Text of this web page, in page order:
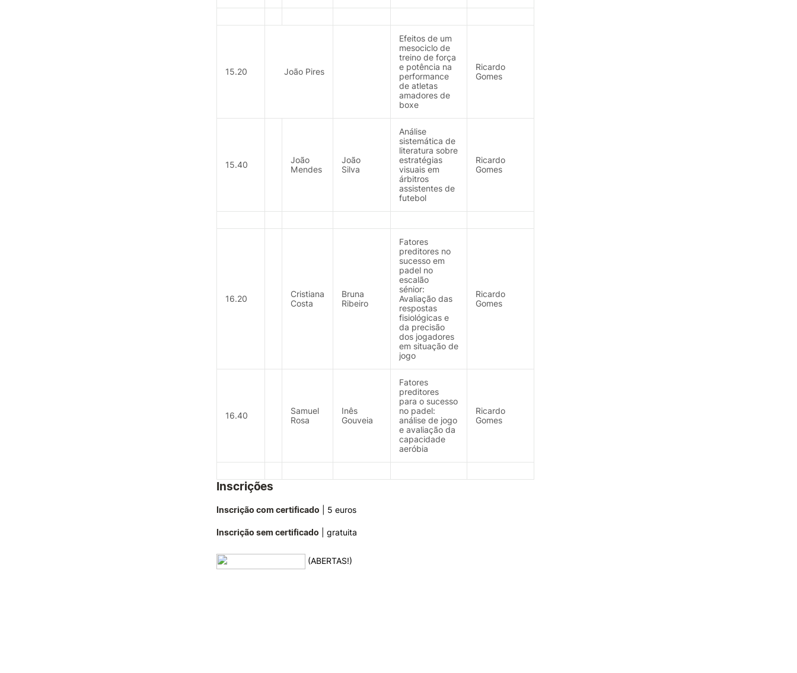
15.20 João Pires
Efeitos de um
mesociclo de
treino de força
e potência na
performance
de atletas
amadores de
boxe
Ricardo
Gomes
15.40
João
Mendes
João
Silva
Análise
sistemática de
literatura sobre
estratégias
visuais em
árbitros
assistentes de
futebol
Ricardo
Gomes
16.20
Cristiana
Costa
Bruna
Ribeiro
Fatores
preditores no
sucesso em
padel no
escalão
sénior:
Avaliação das
respostas
fisiológicas e
da precisão
dos jogadores
em situação de
jogo
Ricardo
Gomes
16.40
Samuel
Rosa
Inês
Gouveia
Fatores
preditores
para o sucesso
no padel:
análise de jogo
e avaliação da
capacidade
aeróbia
Ricardo
Gomes
Inscrições
Inscrição com certificado | 5 euros
Inscrição sem certificado | gratuita
(ABERTAS!)